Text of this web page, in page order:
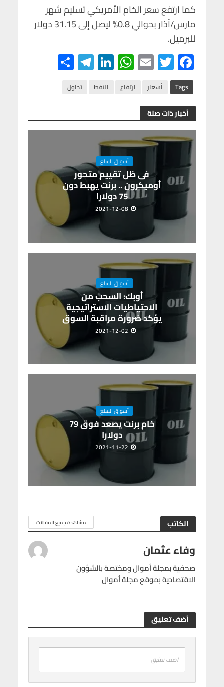
كما ارتفع سعر الخام الأمريكي تسليم شهر
مارس/آذار بحوالي 0.8% ليصل إلى 31.15 دولار
للبرميل.
F
ac
e
b
o
o
T
wi
tt
er
E
m
ail
W
h
at
A
p
p
Li
n
ke
n
Te
le
gr
m
Tags أسعار ارتفاع النفط تداول
أخبار ذات صلة
أسواق السلع
فى ظل تقييم متحور
أوميكرون .. برنت يهبط دون
75 دولارا
2021-12-08
أسواق السلع
أوبك: السحب من
الاحتياطيات الاستراتيجية
يؤكد ضرورة مراقبة السوق
2021-12-02
أسواق السلع
خام برنت يصعد فوق 79
دولارا
2021-11-22
الكاتب مشاهدة جميع المقالات
وفاء عثمان
صحفية بمجلة أموال ومختصة بالشؤون
الاقتصادية بموقع مجلة أموال
أضف تعليق
اضف تعليق